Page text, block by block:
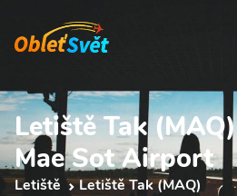
Letiště Tak (MAQ)
Mae Sot Airport
Letiště Letiště Tak (MAQ)